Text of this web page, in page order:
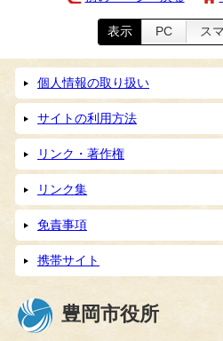
表示 PC ス
個人情報の取り扱い
サイトの利用方法
リンク・著作権
リンク集
免責事項
携帯サイト
豊岡市役所